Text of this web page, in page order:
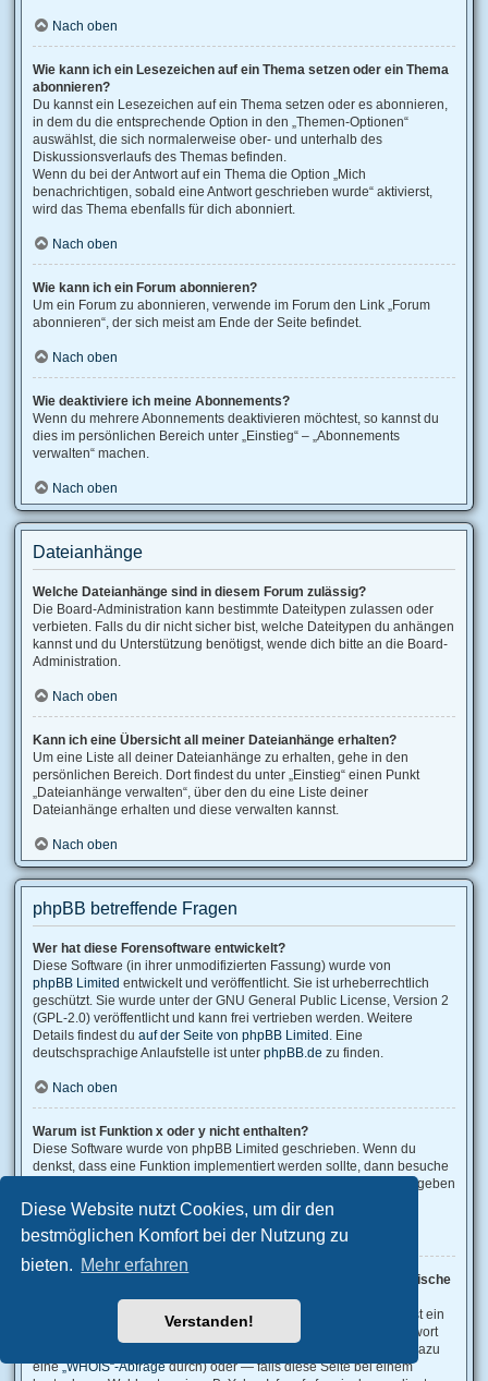
Diese Website nutzt Cookies, um dir den
bestmöglichen Komfort bei der Nutzung zu
bieten. Mehr erfahren
Verstanden!
Nach oben
Wie kann ich ein Lesezeichen auf ein Thema setzen oder ein Thema
abonnieren?
Du kannst ein Lesezeichen auf ein Thema setzen oder es abonnieren,
in dem du die entsprechende Option in den „Themen-Optionen“
auswählst, die sich normalerweise ober- und unterhalb des
Diskussionsverlaufs des Themas befinden.
Wenn du bei der Antwort auf ein Thema die Option „Mich
benachrichtigen, sobald eine Antwort geschrieben wurde“ aktivierst,
wird das Thema ebenfalls für dich abonniert.
Nach oben
Wie kann ich ein Forum abonnieren?
Um ein Forum zu abonnieren, verwende im Forum den Link „Forum
abonnieren“, der sich meist am Ende der Seite befindet.
Nach oben
Wie deaktiviere ich meine Abonnements?
Wenn du mehrere Abonnements deaktivieren möchtest, so kannst du
dies im persönlichen Bereich unter „Einstieg“ – „Abonnements
verwalten“ machen.
Nach oben
Dateianhänge
Welche Dateianhänge sind in diesem Forum zulässig?
Die Board-Administration kann bestimmte Dateitypen zulassen oder
verbieten. Falls du dir nicht sicher bist, welche Dateitypen du anhängen
kannst und du Unterstützung benötigst, wende dich bitte an die Board-
Administration.
Nach oben
Kann ich eine Übersicht all meiner Dateianhänge erhalten?
Um eine Liste all deiner Dateianhänge zu erhalten, gehe in den
persönlichen Bereich. Dort findest du unter „Einstieg“ einen Punkt
„Dateianhänge verwalten“, über den du eine Liste deiner
Dateianhänge erhalten und diese verwalten kannst.
Nach oben
phpBB betreffende Fragen
Wer hat diese Forensoftware entwickelt?
Diese Software (in ihrer unmodifizierten Fassung) wurde von
phpBB Limited entwickelt und veröffentlicht. Sie ist urheberrechtlich
geschützt. Sie wurde unter der GNU General Public License, Version 2
(GPL-2.0) veröffentlicht und kann frei vertrieben werden. Weitere
Details findest du auf der Seite von phpBB Limited . Eine
deutschsprachige Anlaufstelle ist unter phpBB.de zu finden.
Nach oben
Warum ist Funktion x oder y nicht enthalten?
Diese Software wurde von phpBB Limited geschrieben. Wenn du
denkst, dass eine Funktion implementiert werden sollte, dann besuche
, wo du deine Stimme für bestehende Vorschläge abgeben
oder neue Funktionen vorschlagen kannst.
Nach oben
An wen soll ich mich wenden, falls es Beschwerden oder juristische
Anfragen zu diesem Forum gibt?
Jeder Administrator, der auf der „Das Team“-Seite aufgeführt ist, ist ein
geeigneter Kontakt für deine Beschwerde. Wenn du so keine Antwort
erhältst, solltest du den Besitzer der Domain kontaktieren (führe dazu
eine„WHOIS“-Abfragedurch) oder — falls diese Seite bei einem